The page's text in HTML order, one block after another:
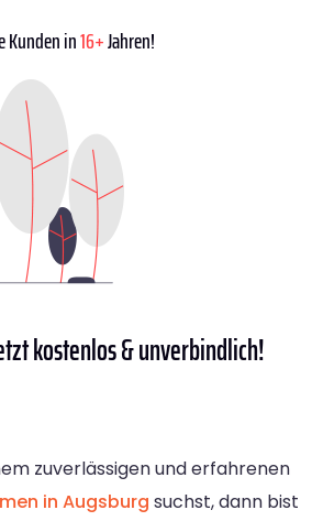
Kunden in16+Jahren!
kostenlos & unverbindlich!
zuverlässigen und erfahrenen
in Augsburg suchst, dann bist